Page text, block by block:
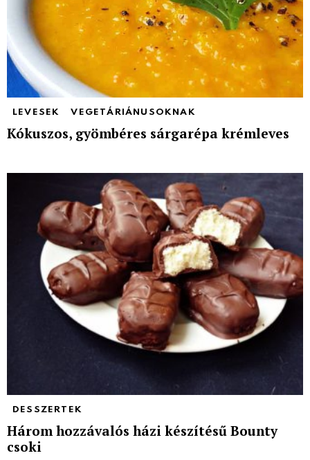
LEVESEK VEGETÁRIÁNUSOKNAK
Kókuszos, gyömbéres sárgarépa krémleves
DESSZERTEK
Három hozzávalós házi készítésű Bounty
csoki